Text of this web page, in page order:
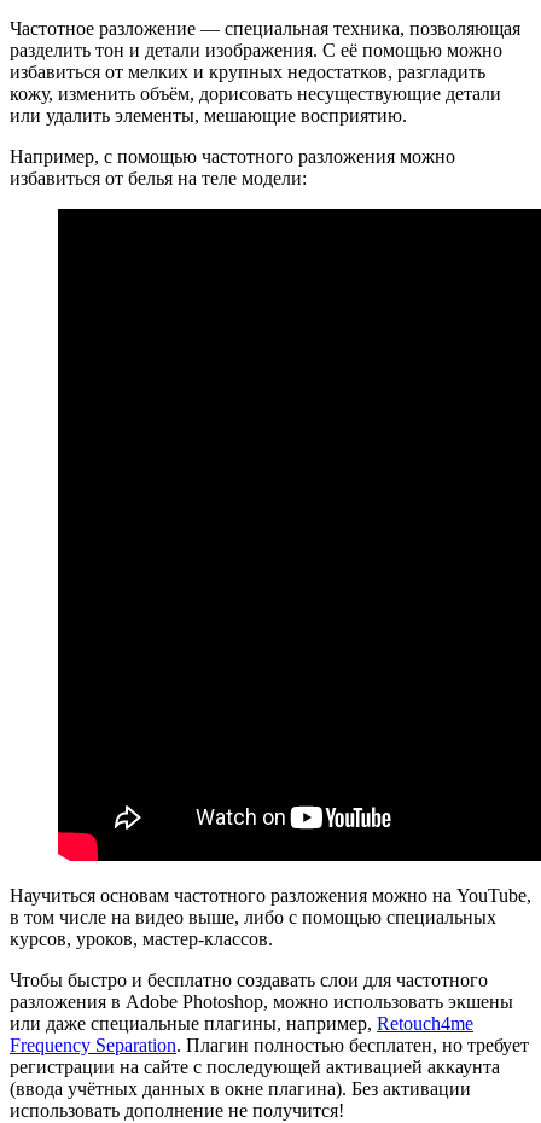
Частотное разложение — специальная техника, позволяющая
разделить тон и детали изображения. С её помощью можно
избавиться от мелких и крупных недостатков, разгладить
кожу, изменить объём, дорисовать несуществующие детали
или удалить элементы, мешающие восприятию.
Например, с помощью частотного разложения можно
избавиться от белья на теле модели:
Научиться основам частотного разложения можно на YouTube,
в том числе на видео выше, либо с помощью специальных
курсов, уроков, мастер-классов.
Чтобы быстро и бесплатно создавать слои для частотного
разложения в Adobe Photoshop, можно использовать экшены
или даже специальные плагины, например, Retouch4me
Frequency Separation. Плагин полностью бесплатен, но требует
регистрации на сайте с последующей активацией аккаунта
(ввода учётных данных в окне плагина). Без активации
использовать дополнение не получится!